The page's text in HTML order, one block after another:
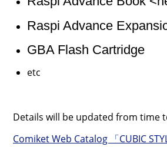
Raspi Advance
GBA Flash Cartridge
etc
Details will be updated from time
Comiket Web Catalog 「CUBIC